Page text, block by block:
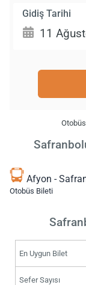
Gidiş Tarihi
Afyon -
Otobüs Bileti
En Uygun Bilet
Sefer Sayısı